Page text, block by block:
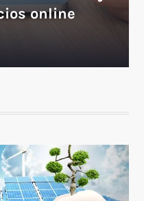
online